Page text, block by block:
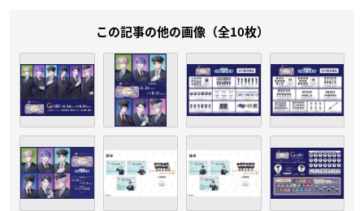
この記事の他の画像（全10枚）